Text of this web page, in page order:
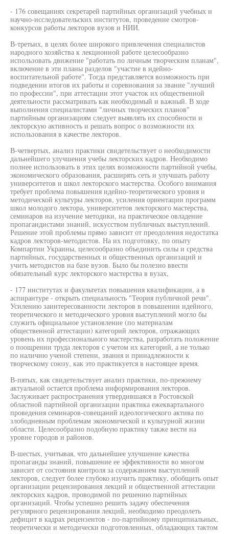
- 176 совещаниях секретарей партийных организаций учебных и
научно-исследовательских институтов, проведение смотров-
конкурсов работы лекторов вузов и НИИ.
В-третьих, в целях более широкого привлечения специалистов
народного хозяйства к лекционной работе целесообразно
использовать движение "работать по личным творческим планам",
включение в эти планы разделов "участие в идейно-
воспитательной работе". Тогда представляется возможность при
подведении итогов их работы и соревнования за звание "лучший
по профессии", при аттестации этот участок их общественной
деятельности рассматривать как необходимый и важный. В ходе
выполнения специалистами "личных творческих планов"
партийным организациям следует выявлять их способности и
лекторскую активность и решать вопрос о возможности их
использования в качестве лекторов.
В-четвертых, анализ практики свидетельствует о необходимости
дальнейшего улучшения учебы лекторских кадров. Необходимо
полнее использовать в этих целях возможности партийной учебы,
экономического образования, расширять сеть и улучшать работу
университетов и школ лекторского мастерства. Особого внимания
требует проблема повышения идейно-теоретического уровня и
методической культуры лекторов, усиления ориентации программ
школ молодого лектора, университетов лекторского мастерства,
семинаров на изучение методики, на практическое овладение
пропагандистами знаний, искусством публичных выступлений.
Решение этой проблемы прямо зависит от преодоления недостатка
кадров лекторов-методистов. На их подготовку, по опыту
Компартии Украины, целесообразно объединить силы и средства
партийных, государственных и общественных организаций и
учить методистов на базе вузов. Было бы полезно ввести
обязательный курс лекторского мастерства в вузах,
- 177 институтах и факультетах повышения квалификации, а в
аспирантуре - открыть специальность "Теория публичной речи".
Усилению заинтересованности лекторов в повышении идейного,
теоретического и методического уровня выступлений могло бы
служить официальное установление (по материалам
общественной аттестации) категорий лекторов, отражающих
уровень их профессионального мастерства, разработать положение
о поощрении труда лекторов с учетом их категорий, а не только
по наличию ученой степени, звания и принадлежности к
творческому союзу, как это практикуется в настоящее время.
В-пятых, как свидетельствует анализ практики, по-прежнему
актуальной остается проблема информирования лекторов.
Заслуживает распространения утвердившаяся в Ростовской
областной партийной организации практика ежеквартального
проведения семинаров-совещаний идеологического актива по
злободневным проблемам экономической и культурной жизни
области. Целесообразно подобную практику также вести на
уровне городов и районов.
В-шестых, учитывая, что дальнейшее улучшение качества
пропаганды знаний, повышение ее эффективности во многом
зависит от состояния контроля за содержанием выступлений
лекторов, следует более глубоко изучить практику, обобщить опыт
организации рецензирования лекций и общественной аттестации
лекторских кадров, проводимой по решению партийных
организаций. Чтобы успешно решить задачу обеспечения
регулярного рецензирования лекций, необходимо преодолеть
дефицит в кадрах рецензентов - по-партийному принципиальных,
теоретически и методически подготовленных, обладающих тактом